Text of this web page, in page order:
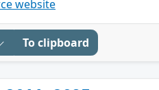
website
To clipboard